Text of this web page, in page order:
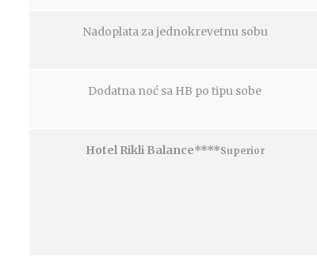
Nadoplata za jednokrevetnu sobu
Dodatna noć sa HB po tipu sobe
Hotel Rikli Balance****Superior